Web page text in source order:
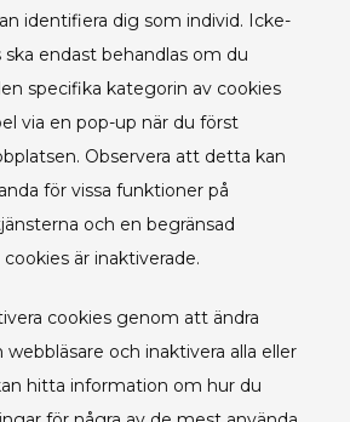
identifiera dig som individ. Icke-
ska endast behandlas om du
specifika kategorin av cookies
via en pop-up när du först
Observera att detta kan
för vissa funktioner på
och en begränsad
är inaktiverade.
cookies genom att ändra
webbläsare och inaktivera alla eller
hitta information om hur du